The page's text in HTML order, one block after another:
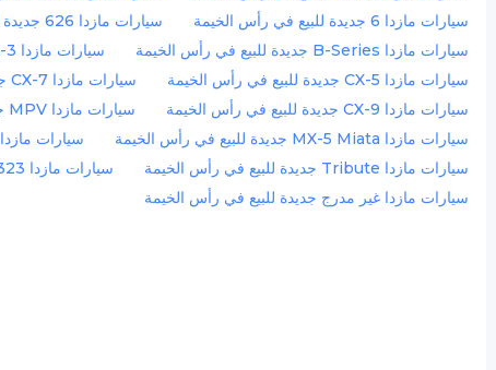
سيارات مازدا 6 جديدة للبيع في رأس الخيمة
سيارات مازدا 626 جديدة للبيع في رأس الخيمة
سيارات مازدا B-Series جديدة للبيع في رأس الخيمة
سيارات مازدا CX-3 جديدة للبيع في رأس الخيمة
سيارات مازدا CX-5 جديدة للبيع في رأس الخيمة
سيارات مازدا CX-7 جديدة للبيع في رأس الخيمة
سيارات مازدا CX-9 جديدة للبيع في رأس الخيمة
سيارات مازدا MPV جديدة للبيع في رأس الخيمة
سيارات مازدا MX-5 Miata جديدة للبيع في رأس الخيمة
سيارات مازدا RX-8 جديدة للبيع في رأس الخيمة
سيارات مازدا Tribute جديدة للبيع في رأس الخيمة
سيارات مازدا 323 جديدة للبيع في رأس الخيمة
سيارات مازدا غير مدرج جديدة للبيع في رأس الخيمة